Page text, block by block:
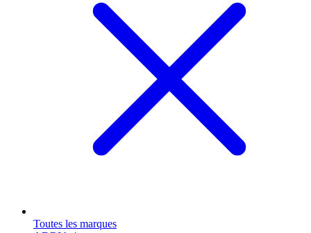
Toutes les marques